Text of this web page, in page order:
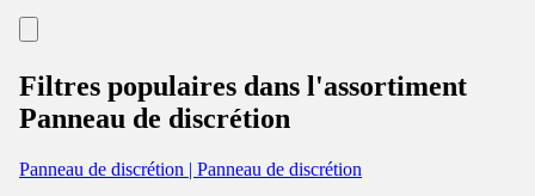
Filtres populaires dans l'assortiment
Panneau de discrétion
Panneau de discrétion | Panneau de discrétion